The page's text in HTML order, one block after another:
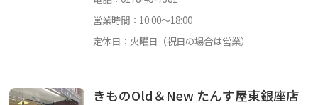
営業時間：10:00～18:00
定休日：火曜日（祝日の場合は営業）
きものOld＆New たんす屋東銀座店